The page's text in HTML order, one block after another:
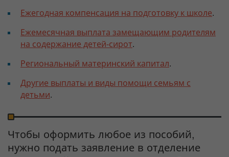
Ежегодная компенсация на подготовку к школе.
Ежемесячная выплата замещающим родителям
на содержание детей-сирот.
Региональный материнский капитал.
Другие выплаты и виды помощи семьям с
детьми.
Чтобы оформить любое из пособий,
нужно подать заявление в отделение